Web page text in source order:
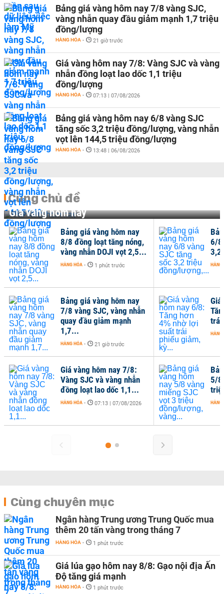
Bảng giá vàng hôm nay 7/8 vàng SJC,
vàng nhẫn quay đầu giảm mạnh 1,7 triệu
đồng/lượng
HÀNG HÓA - 21 giờ trước
Giá vàng hôm nay 7/8: Vàng SJC và vàng
nhẫn đồng loạt lao dốc 1,1 triệu
đồng/lượng
HÀNG HÓA - 07:13 | 07/08/2026
Bảng giá vàng hôm nay 6/8 vàng SJC
tăng sốc 3,2 triệu đồng/lượng, vàng nhẫn
vọt lên 144,5 triệu đồng/lượng
HÀNG HÓA - 13:48 | 06/08/2026
Cùng chủ đề
Giá vàng hôm nay
Bảng giá vàng hôm nay
8/8 đồng loạt tăng nóng,
vàng nhẫn DOJI vọt 2,5...
HÀNG HÓA - 1 phút trước
Bảng giá vàng hôm nay
7/8 vàng SJC, vàng nhẫn
quay đầu giảm mạnh
1,7...
HÀNG HÓA - 21 giờ trước
Giá vàng hôm nay 7/8:
Vàng SJC và vàng nhẫn
đồng loạt lao dốc 1,1...
HÀNG HÓA - 07:13 | 07/08/2026
6/8
3,2
HÀNG
trái
HÀNG
5/8
HÀNG
Cùng chuyên mục
Ngân hàng Trung ương Trung Quốc mua
thêm 20 tấn vàng trong tháng 7
HÀNG HÓA - 1 phút trước
Giá lúa gạo hôm nay 8/8: Gạo nội địa Ấn
Độ tăng giá mạnh
HÀNG HÓA - 1 phút trước